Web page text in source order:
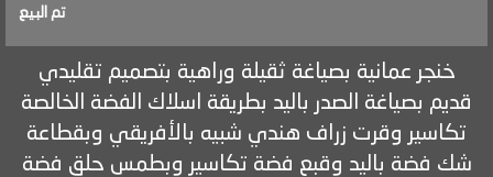
تم البيع
خنجر عمانية بصياغة ثقيلة وراهية بتصميم تقليدي
قديم بصياغة الصدر باليد بطريقة اسلاك الفضة الخالصة
تكاسير وقرت زراف هندي شبيه بالأفريقي وبقطاعة
شك فضة باليد وقبع فضة تكاسير وبطمس حلق فضة